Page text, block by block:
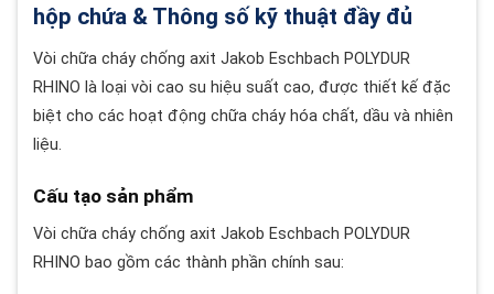
hộp chứa & Thông số kỹ thuật đầy đủ
Vòi chữa cháy chống axit Jakob Eschbach POLYDUR
RHINO là loại vòi cao su hiệu suất cao, được thiết kế đặc
biệt cho các hoạt động chữa cháy hóa chất, dầu và nhiên
liệu.
Cấu tạo sản phẩm
Vòi chữa cháy chống axit Jakob Eschbach POLYDUR
RHINO bao gồm các thành phần chính sau: